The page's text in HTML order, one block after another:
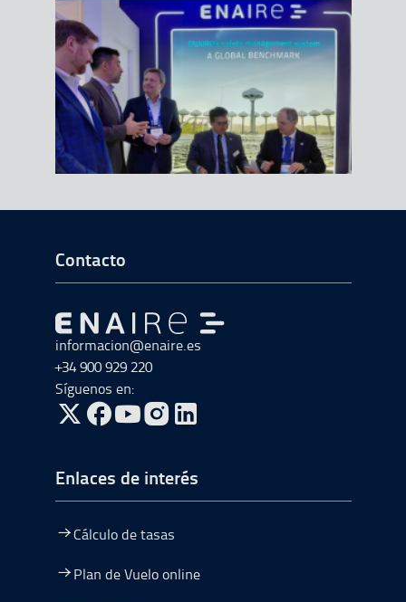
Ir a Inicio del Pie de página
Contacto
Ir a Ir al inicio
informacion@enaire.es
+34 900 929 220
Síguenos en:
ir a Twitter, abre en una nueva ventana
ir a Facebook, abre en una nueva ventana
ir a Youtube, abre en una nueva ventana
ir a Instagram, abre en una nueva
Enlaces de interés
Cálculo de tasas
Plan de Vuelo online